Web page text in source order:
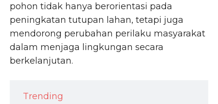
pohon tidak hanya berorientasi pada
peningkatan tutupan lahan, tetapi juga
mendorong perubahan perilaku masyarakat
dalam menjaga lingkungan secara
berkelanjutan.
Trending